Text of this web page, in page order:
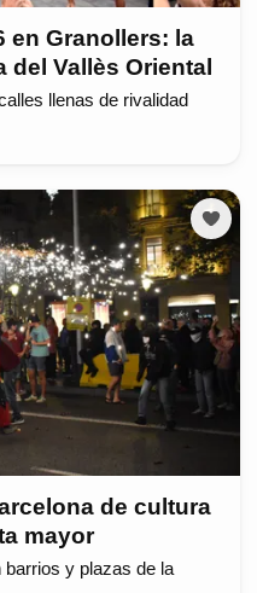
en Granollers: la
Vallès Oriental
llenas de rivalidad
de cultura
mayor
y plazas de la